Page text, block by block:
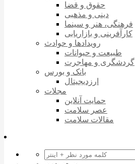
حقوق و قضا
دینی و مذهبی
فرهنگی، هنر و سینما
کارآفرینی و بازاریابی
رویدادها و حوادث
طبیعت و حیوانات
گردشگری و مهاجرت
بانک و بورس
ارزدیجیتال
مجلات
حمایت آنلاین
عصر سلامت
مقالات سلامت